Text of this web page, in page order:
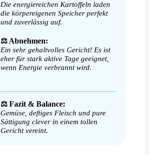
Die energiereichen Kartoffeln laden
die körpereigenen Speicher perfekt
und zuverlässig auf.
⚖️ Abnehmen:
Ein sehr gehaltvolles Gericht! Es ist
eher für stark aktive Tage geeignet,
wenn Energie verbrannt wird.
⚖️ Fazit & Balance:
Gemüse, deftiges Fleisch und pure
Sättigung clever in einem tollen
Gericht vereint.